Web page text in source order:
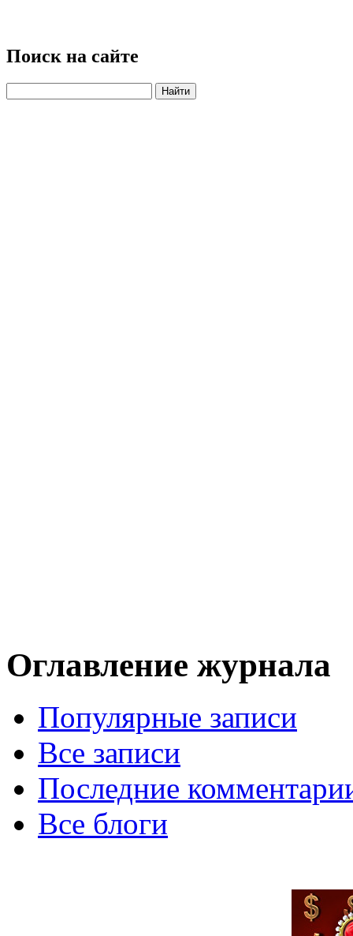
Поиск на сайте
Оглавление журнала
Популярные записи
Все записи
Последние
Все блоги